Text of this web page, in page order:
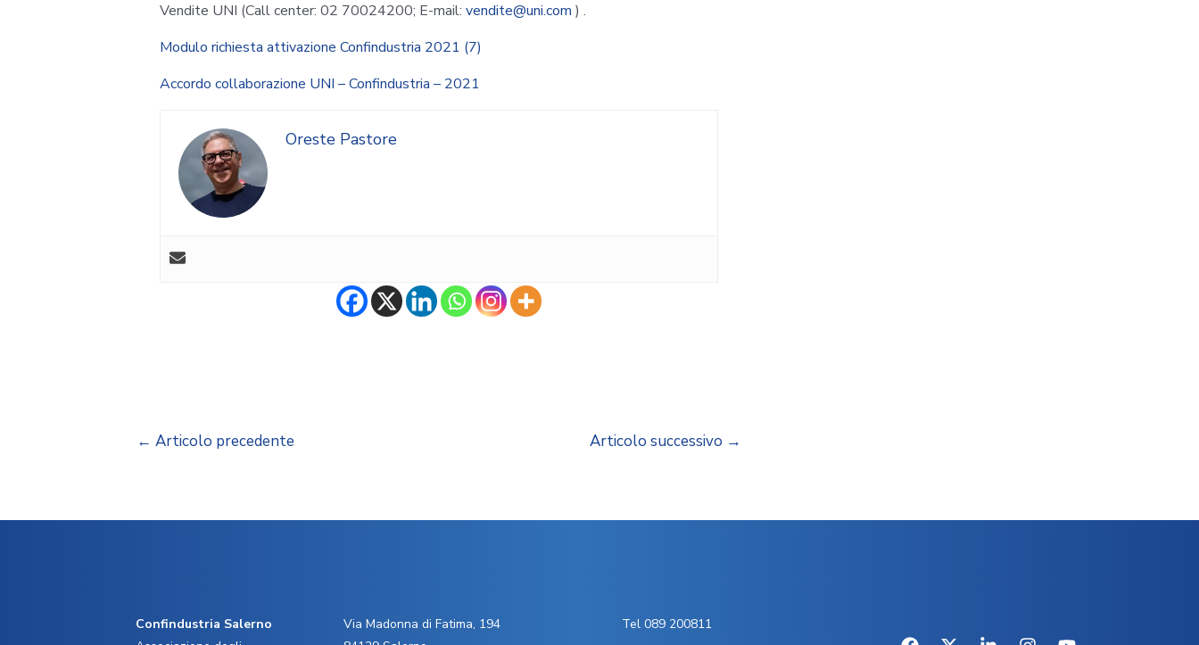
Vendite UNI (Call center: 02 70024200; E-mail: vendite@uni.com ) .
Modulo richiesta attivazione Confindustria 2021 (7)
Accordo collaborazione UNI – Confindustria – 2021
Oreste Pastore
← Articolo precedente Articolo successivo →
Confindustria Salerno
Via Madonna di Fatima, 194
Tel 089 200811